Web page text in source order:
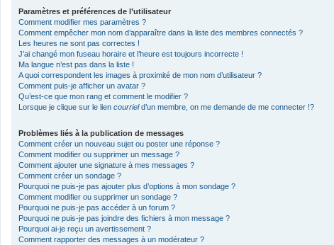
Paramètres et préférences de l’utilisateur
Comment modifier mes paramètres ?
Comment empêcher mon nom d’apparaître dans la liste des membres connectés ?
Les heures ne sont pas correctes !
J’ai changé mon fuseau horaire et l’heure est toujours incorrecte !
Ma langue n’est pas dans la liste !
A quoi correspondent les images à proximité de mon nom d’utilisateur ?
Comment puis-je afficher un avatar ?
Qu’est-ce que mon rang et comment le modifier ?
Lorsque je clique sur le lien courrield’un membre, on me demande de me connecter !?
Problèmes liés à la publication de messages
Comment créer un nouveau sujet ou poster une réponse ?
Comment modifier ou supprimer un message ?
Comment ajouter une signature à mes messages ?
Comment créer un sondage ?
Pourquoi ne puis-je pas ajouter plus d’options à mon sondage ?
Comment modifier ou supprimer un sondage ?
Pourquoi ne puis-je pas accéder à un forum ?
Pourquoi ne puis-je pas joindre des fichiers à mon message ?
Pourquoi ai-je reçu un avertissement ?
Comment rapporter des messages à un modérateur ?